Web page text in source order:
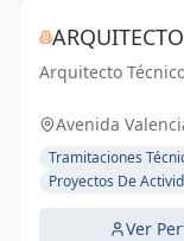
PÉREZ
Arquitecto
transformando
Avenida
Tramitaciones
Proyectos De
Ver